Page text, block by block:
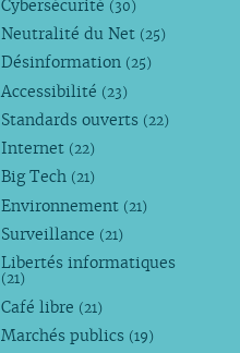
Cybersécurité (30)
Neutralité du Net (25)
Désinformation (25)
Accessibilité (23)
Standards ouverts (22)
Internet (22)
Big Tech (21)
Environnement (21)
Surveillance (21)
Libertés informatiques
(21)
Café libre (21)
Marchés publics (19)